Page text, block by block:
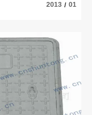
2013 / 01